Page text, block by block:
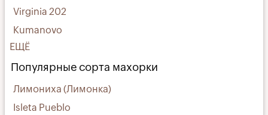
Virginia 202
Kumanovo
ЕЩЁ
Популярные сорта махорки
Лимониха (Лимонка)
Isleta Pueblo